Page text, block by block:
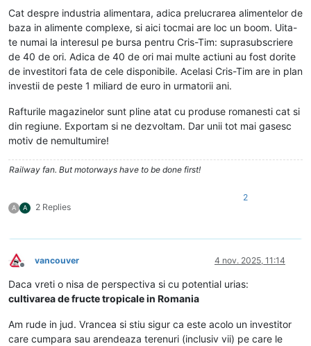
Cat despre industria alimentara, adica prelucrarea alimentelor de
baza in alimente complexe, si aici tocmai are loc un boom. Uita-
te numai la interesul pe bursa pentru Cris-Tim: suprasubscriere
de 40 de ori. Adica de 40 de ori mai multe actiuni au fost dorite
de investitori fata de cele disponibile. Acelasi Cris-Tim are in plan
investii de peste 1 miliard de euro in urmatorii ani.
Rafturile magazinelor sunt pline atat cu produse romanesti cat si
din regiune. Exportam si ne dezvoltam. Dar unii tot mai gasesc
motiv de nemultumire!
Railway fan. But motorways have to be done first!
A A 2 Replies
2
Deconectat
vancouver 4 nov. 2025, 11:14
Daca vreti o nisa de perspectiva si cu potential urias:
cultivarea de fructe tropicale in Romania
Am rude in jud. Vrancea si stiu sigur ca este acolo un investitor
care cumpara sau arendeaza terenuri (inclusiv vii) pe care le